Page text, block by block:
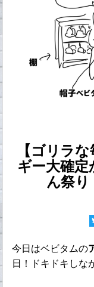
【ゴリラ
ギー大確
ん祭り
今日はベビタムの
日！ドキドキしな